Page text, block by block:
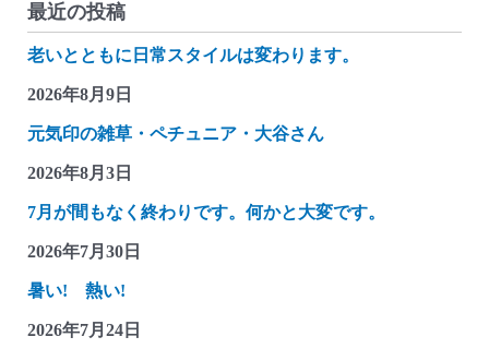
最近の投稿
老いとともに日常スタイルは変わります。
2026年8月9日
元気印の雑草・ペチュニア・大谷さん
2026年8月3日
7月が間もなく終わりです。何かと大変です。
2026年7月30日
暑い! 熱い!
2026年7月24日